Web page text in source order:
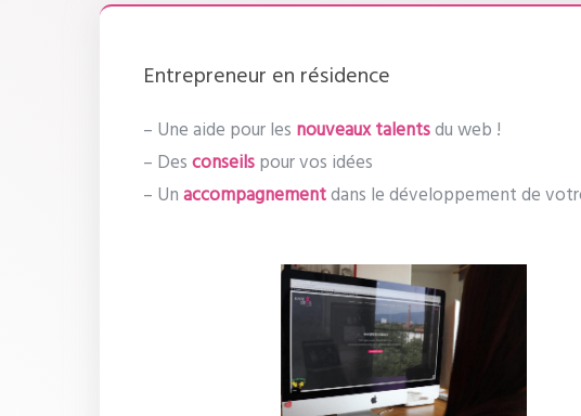
Entrepreneur en résidence
– Une aide pour les nouveaux talentsdu web !
– Desconseilspour vos idées
– Unaccompagnementdans le développement de